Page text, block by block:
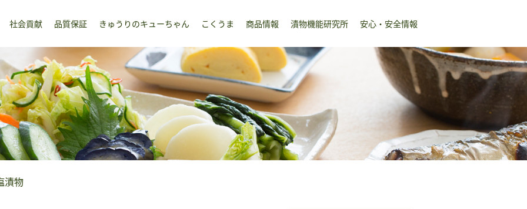
社会貢献 品質保証 きゅうりのキューちゃん こくうま 商品情報 漬物機能研究所 安心・安全情報
漬物